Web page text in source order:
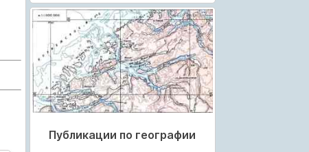
Публикации по географии